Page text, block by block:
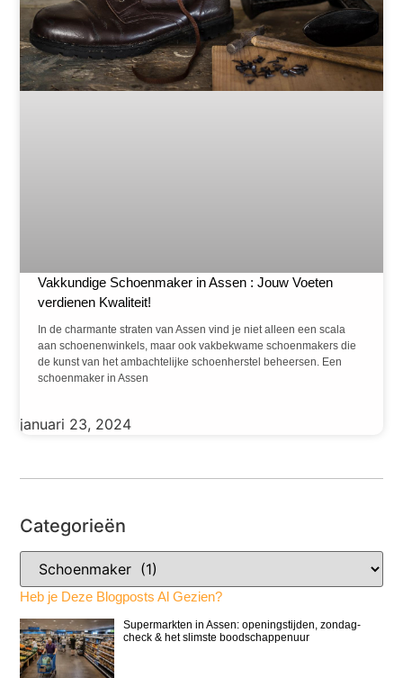
Categorieën
Heb je Deze Blogposts Al Gezien?
Supermarkten in Assen: openingstijden, zondag-
check & het slimste boodschappenuur
Vakkundige Schoenmaker in Assen : Jouw Voeten
verdienen Kwaliteit!
In de charmante straten van Assen vind je niet alleen een scala
aan schoenenwinkels, maar ook vakbekwame schoenmakers die
de kunst van het ambachtelijke schoenherstel beheersen. Een
schoenmaker in Assen
januari 23, 2024